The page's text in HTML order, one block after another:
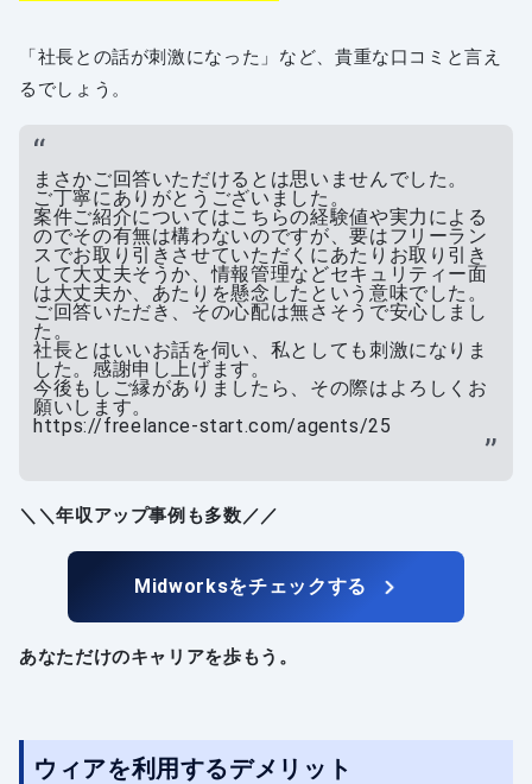
「社長との話が刺激になった」など、貴重な口コミと言え
るでしょう。
まさかご回答いただけるとは思いませんでした。
ご丁寧にありがとうございました。
案件ご紹介についてはこちらの経験値や実力による
のでその有無は構わないのですが、要はフリーラン
スでお取り引きさせていただくにあたりお取り引き
して大丈夫そうか、情報管理などセキュリティー面
は大丈夫か、あたりを懸念したという意味でした。
ご回答いただき、その心配は無さそうで安心しまし
た。
社長とはいいお話を伺い、私としても刺激になりま
した。感謝申し上げます。
今後もしご縁がありましたら、その際はよろしくお
願いします。
https://freelance-start.com/agents/25
＼＼年収アップ事例も多数／／
Midworksをチェックする
あなただけのキャリアを歩もう。
ウィアを利用するデメリット